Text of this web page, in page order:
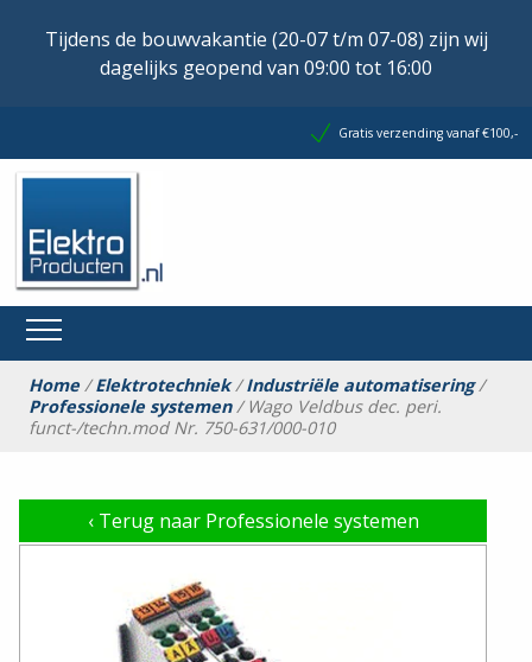
Tijdens de bouwvakantie (20-07 t/m 07-08) zijn wij
dagelijks geopend van 09:00 tot 16:00
Gratis verzending vanaf €100,-
Home/Elektrotechniek/Industriële automatisering/
Professionele systemen/ Wago Veldbus dec. peri.
funct-/techn.mod Nr. 750-631/000-010
‹Terug naar Professionele systemen